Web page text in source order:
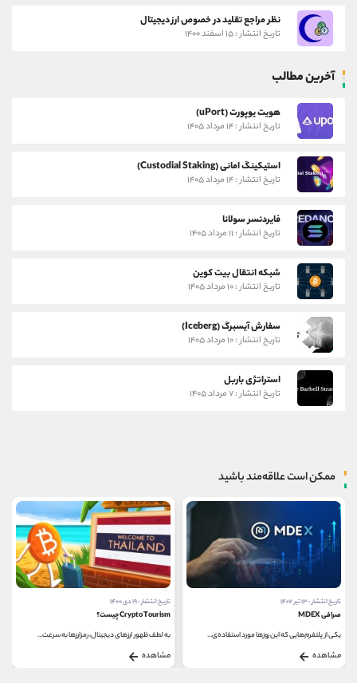
نظر مراجع تقلید در خصوص ارز دیجیتال
تاریخ انتشار : ۱۵ اسفند ۱۴۰۰
آخرین مطالب
هویت یوپورت (uPort)
تاریخ انتشار : ۱۴ مرداد ۱۴۰۵
استیکینگ امانی (Custodial Staking)
تاریخ انتشار : ۱۴ مرداد ۱۴۰۵
فایردنسر سولانا
تاریخ انتشار : ۱۱ مرداد ۱۴۰۵
شبکه انتقال بیت کوین
تاریخ انتشار : ۱۰ مرداد ۱۴۰۵
سفارش آیسبرگ (Iceberg)
تاریخ انتشار : ۱۰ مرداد ۱۴۰۵
استراتژی باربل
تاریخ انتشار : ۷ مرداد ۱۴۰۵
ممکن است علاقه‌مند باشید
تاریخ انتشار : ۱۳ تیر ۱۴۰۲
صرافی MDEX
یکی از پلتفرم‌هایی که این روزها مورد استفاده‌ی...
مشاهده
تاریخ انتشار : ۱۹ دی ۱۴۰۰
Crypto Tourism چیست؟
به لطف ظهور ارزهای دیجیتال، رمزارزها به سرعت...
مشاهده